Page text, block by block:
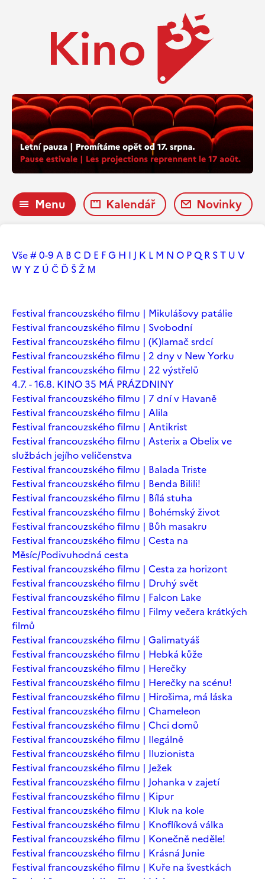
Menu Kalendář Novinky
Vše# 0-9 A B C D E FG H I J K L M N O PQ R ST U V
W YZ Ú Č Ď ŠŽ М
Festival francouzského filmu | Mikulášovy patálie
Festival francouzského filmu | Svobodní
Festival francouzského filmu | (K)lamač srdcí
Festival francouzského filmu | 2 dny v New Yorku
Festival francouzského filmu | 22 výstřelů
4.7. - 16.8. KINO 35 MÁ PRÁZDNINY
Festival francouzského filmu | 7 dní v Havaně
Festival francouzského filmu | Alila
Festival francouzského filmu | Antikrist
Festival francouzského filmu | Asterix a Obelix ve
službách jejího veličenstva
Festival francouzského filmu | Balada Triste
Festival francouzského filmu | Benda Bilili!
Festival francouzského filmu | Bílá stuha
Festival francouzského filmu | Bohémský život
Festival francouzského filmu | Bůh masakru
Festival francouzského filmu | Cesta na
Měsíc/Podivuhodná cesta
Festival francouzského filmu | Cesta za horizont
Festival francouzského filmu | Druhý svět
Festival francouzského filmu | Falcon Lake
Festival francouzského filmu | Filmy večera krátkých
filmů
Festival francouzského filmu | Galimatyáš
Festival francouzského filmu | Hebká kůže
Festival francouzského filmu | Herečky
Festival francouzského filmu | Herečky na scénu!
Festival francouzského filmu | Hirošima, má láska
Festival francouzského filmu | Chameleon
Festival francouzského filmu | Chci domů
Festival francouzského filmu | Ilegálně
Festival francouzského filmu | Iluzionista
Festival francouzského filmu | Ježek
Festival francouzského filmu | Johanka v zajetí
Festival francouzského filmu | Kipur
Festival francouzského filmu | Kluk na kole
Festival francouzského filmu | Knoflíková válka
Festival francouzského filmu | Konečně neděle!
Festival francouzského filmu | Krásná Junie
Festival francouzského filmu | Kuře na švestkách